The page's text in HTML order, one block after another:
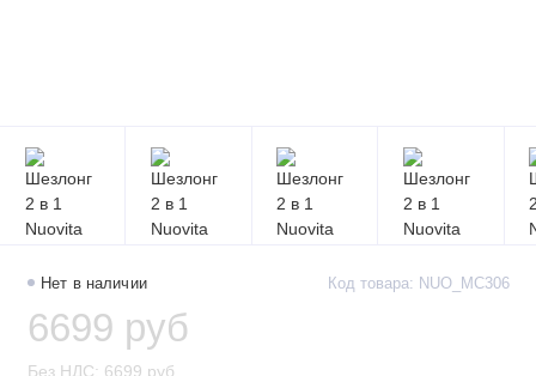
Нет в наличии Код товара: NUO_MC306
6699 руб
Без НДС: 6699 руб